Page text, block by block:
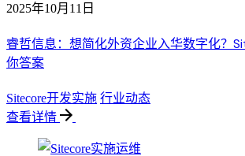
2025年10月11日
睿哲信息：想简化外资企业入华数字化？
你答案
Sitecore开发实施 行业动态
查看详情